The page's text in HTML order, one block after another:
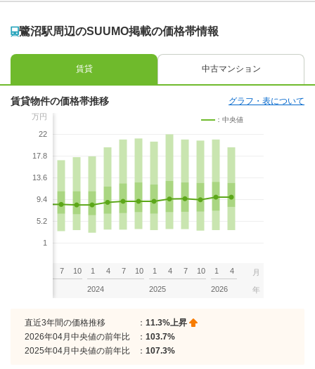
鷺沼駅周辺のSUUMO掲載の価格帯情報
賃貸 中古マンション
賃貸物件の価格帯推移 グラフ・表について
万円
22
17.8
13.6
9.4
5.2
1
：中央値
7 10 1 4 7 10
2024
1 4 7 10
2025
1 4
2026
月
年
直近3年間の価格推移 ： 11.3%上昇
2026年04月中央値の前年比
： 103.7%
2025年04月中央値の前年比
： 107.3%